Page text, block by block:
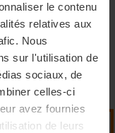
le contenu
relatives aux
Nous
sur l'utilisation de
sociaux, de
celles-ci
avez fournies
de leurs
d’adaptation
contextes
d’acquérir